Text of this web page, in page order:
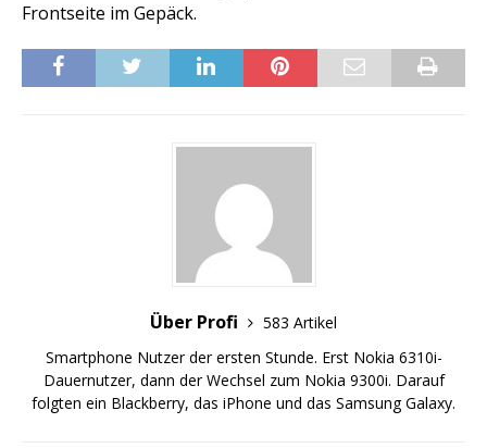
Frontseite im Gepäck.
Über Profi
583 Artikel
Smartphone Nutzer der ersten Stunde. Erst Nokia 6310i-
Dauernutzer, dann der Wechsel zum Nokia 9300i. Darauf
folgten ein Blackberry, das iPhone und das Samsung Galaxy.